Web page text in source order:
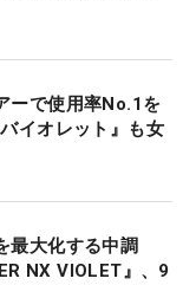
ーで使用率No.1を
イオレット』も女
最大化する中調
NX VIOLET』、9